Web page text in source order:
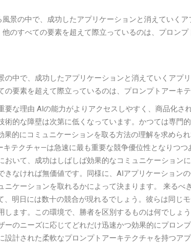
景の中で、成功したアプリケーションと消えていく
のすべての要素を超えて際立っているのは、プロン
の中で、成功したアプリケーションと消えていくアプ
の要素を超えて際立っているのは、プロンプトアーキテ
要な理由 AIの能力がよりアクセスしやすく、商品化さ
術的な障壁は次第に低くなっています。かつては専門
果的にコミュニケーションを取る方法の理解を求めら
テクチャ—は急速に最も重要な競争優位性となりつつ
おいて、成功はしばしば効果的なコミュニケーション
きなければ無価値です。同様に、AIアプリケーション
ニケーションを取れるかによって決まります。 来るべ
、明日には数十の競合が現れるでしょう。彼らは同じ
します。この環境で、勝者を区別するものは何でしょ
ーのニーズに応じてどれだけ迅速かつ効果的にプロン
設計された柔軟なプロンプトアーキテクチャを持つア